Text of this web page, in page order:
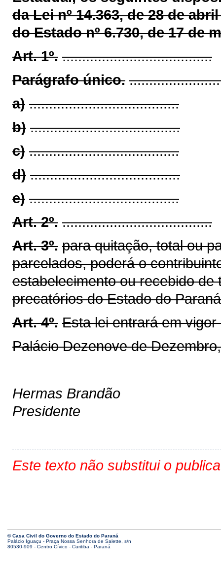
da Lei nº 14.363, de 28 de
do Estado nº 6.730, de 17 de
Art. 1º. ......................................
Parágrafo único.
a) ......................................
b) ......................................
c) ......................................
d) ......................................
e) ......................................
Art. 2º. ......................................
Art. 3º. para quitação, total ou
parcelados, poderá o
estabelecimento ou recebido
precatórios do Estado do
Art. 4º. Esta lei entrará em
Palácio Dezenove de
Hermas Brandão
Presidente
Este texto não substitui o
© Casa Civil do Governo do Estado do Paraná
Palácio Iguaçu - Praça Nossa Senhora de Salette, s/n
80530-909 - Centro Cívico - Curitiba - Paraná